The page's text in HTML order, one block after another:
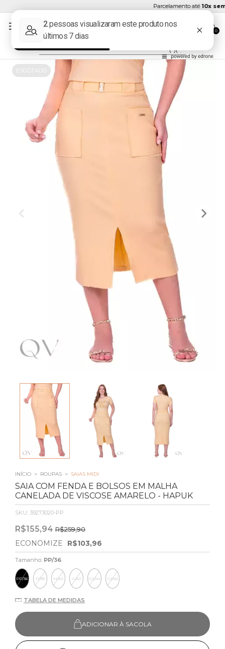
Parcelamento até10x sem
0
ESGOTADO
INÍCIO > ROUPAS > SAIAS MIDI
SAIA COM FENDA E BOLSOS EM MALHA
CANELADA DE VISCOSE AMARELO - HAPUK
SKU: 39273020-PP
R$155,94 R$259,90
ECONOMIZE R$103,96
Tamanho: PP/36
PP/36 P/38 M/40 G/42 GG/44 G1/46
TABELA DE MEDIDAS
ADICIONAR À SACOLA